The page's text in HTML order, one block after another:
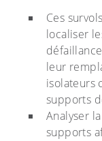
Ces
localiser
leur
isolateurs
supports
Analyser
supports